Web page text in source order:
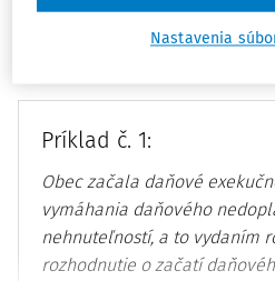
konanie začína výhradne na
to vydaním rozhodnutia o začatí
Príklad č. 1:
Obec začala daňové
vymáhania daňového
nehnuteľností, a to vydaním
rozhodnutie o začatí
Nastavenia